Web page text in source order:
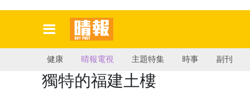
健康 晴報電視 主題特集 時事 副刊
獨特的福建土樓